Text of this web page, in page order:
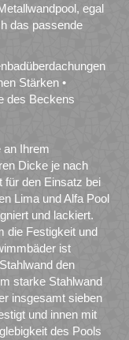
egal
das passende
Stärken •
des Beckens
an Ihrem
Dicke je nach
für den Einsatz bei
Lima und Alfa Pool
und lackiert.
die Festigkeit und
ist
den
starke Stahlwand
insgesamt sieben
und innen mit
des Pools